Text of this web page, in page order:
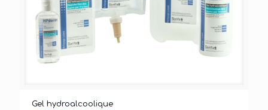
Gel hydroalcoolique